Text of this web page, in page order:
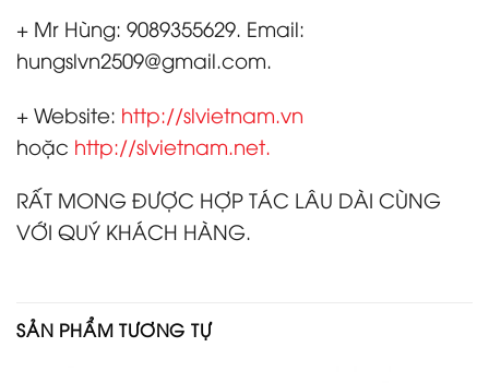
+ Mr Hùng: 9089355629. Email:
hungslvn2509@gmail.com.
+ Website: http://slvietnam.vn
hoặc http://slvietnam.net.
RẤT MONG ĐƯỢC HỢP TÁC LÂU DÀI CÙNG
VỚI QUÝ KHÁCH HÀNG.
SẢN PHẨM TƯƠNG TỰ